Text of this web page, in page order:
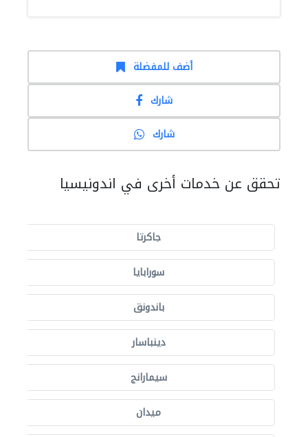
أضف للمفضلة
شارك
شارك
تحقق عن خدمات أخرى في اندونيسيا
جاكرتا
سورابايا
باندونق
دينباسار
سيمارانج
ميدان